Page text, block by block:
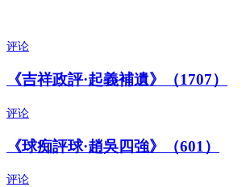
评论
《吉祥政評·起義補遺》（1707）
评论
《球痴評球·趙吳四強》（601）
评论